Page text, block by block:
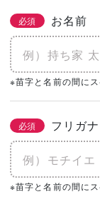
必須 お名前
※苗字と名前の間に
必須 フリガナ
※苗字と名前の間に